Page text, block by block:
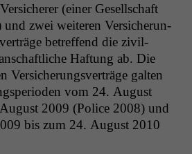
(ein­er Gesellschaft
und zwei weit­eren Ver­sicherun­
betr­e­f­fend die zivil­
Haf­tung ab. Die
Ver­sicherungsverträge gal­ten
vom 24. August
2009 (Police 2008) und
bis zum 24. August 2010